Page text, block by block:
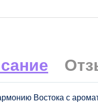
Востока с